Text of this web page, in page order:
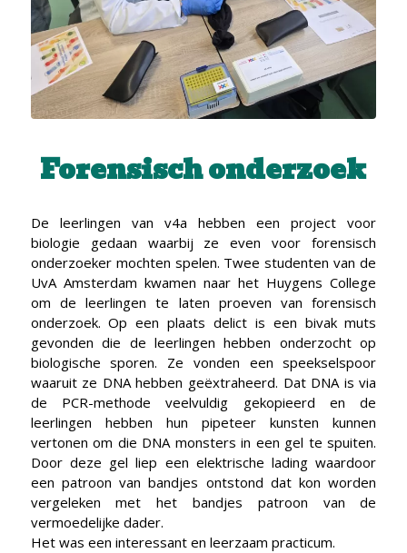
Forensisch onderzoek
De leerlingen van v4a hebben een project voor
biologie gedaan waarbij ze even voor forensisch
onderzoeker mochten spelen. Twee studenten van de
UvA Amsterdam kwamen naar het Huygens College
om de leerlingen te laten proeven van forensisch
onderzoek. Op een plaats delict is een bivak muts
gevonden die de leerlingen hebben onderzocht op
biologische sporen. Ze vonden een speekselspoor
waaruit ze DNA hebben geëxtraheerd. Dat DNA is via
de PCR-methode veelvuldig gekopieerd en de
leerlingen hebben hun pipeteer kunsten kunnen
vertonen om die DNA monsters in een gel te spuiten.
Door deze gel liep een elektrische lading waardoor
een patroon van bandjes ontstond dat kon worden
vergeleken met het bandjes patroon van de
vermoedelijke dader.
Het was een interessant en leerzaam practicum.